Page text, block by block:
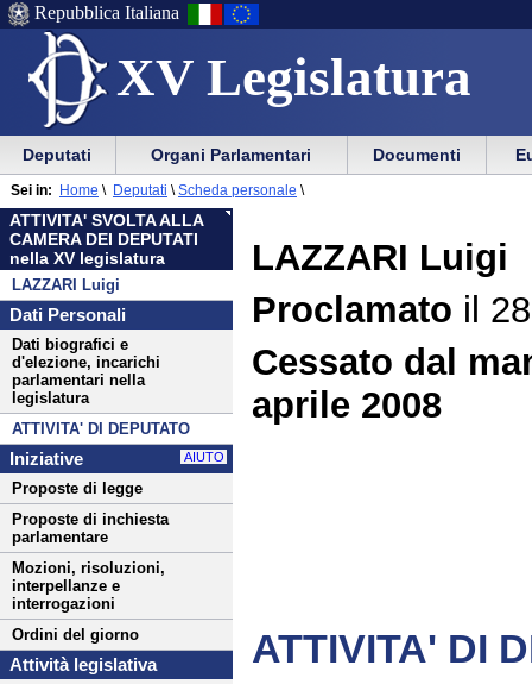
XV Legislatura
Menu
di
ausilio
alla
navigazione
Vai
Menu
di
navigazione
principale
Repubblica Italiana
Menu
di
navigazione
principale
Vai
menu
di
sezione
Deputati Organi Parlamentari Documenti
ATTIVITA' SVOLTA ALLA
CAMERA DEI DEPUTATI
nella XV legislatura
LAZZARI Luigi
Dati Personali
Dati biografici e
d'elezione, incarichi
parlamentari nella
legislatura
ATTIVITA' DI DEPUTATO
Iniziative AIUTO
Proposte di legge
Proposte di inchiesta
parlamentare
Mozioni, risoluzioni,
interpellanze e
interrogazioni
Ordini del giorno
Attività legislativa
Sei in: Home \ Deputati \ Scheda personale \
LAZZARI Luigi
Proclamato il
Cessato dal
aprile 2008
ATTIVITA' DI